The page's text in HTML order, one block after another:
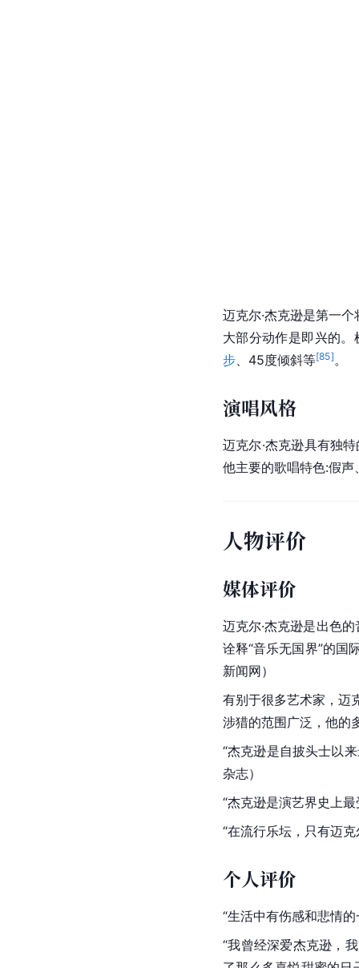
迈克尔·杰克逊是第一
大部分动作是即兴的。
步 、45度倾斜等[85] 。
演唱风格
迈克尔·杰克逊具有独
他主要的歌唱特色:假
人物评价
媒体评价
迈克尔·杰克逊是出色
诠释“音乐无国界”的国
新闻网）
有别于很多艺术家，迈
涉猎的范围广泛，他的
“杰克逊是自披头士以
杂志）
“杰克逊是演艺界史上
“在流行乐坛，只有迈
个人评价
“生活中有伤感和悲情
“我曾经深爱杰克逊，